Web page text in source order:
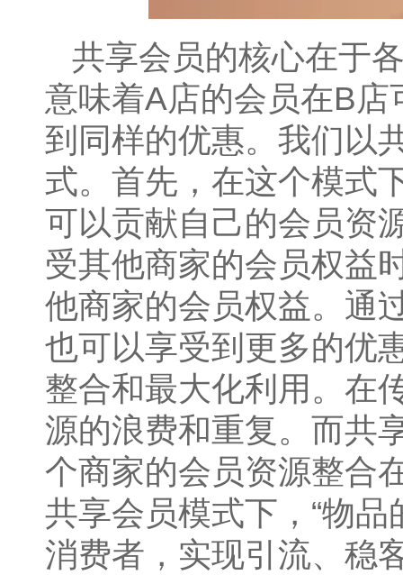
共享会员的核心在于
意味着A店的会员在B
到同样的优惠。我们以
式。首先，在这个模式
可以贡献自己的会员资
受其他商家的会员权益
他商家的会员权益。通
也可以享受到更多的优
整合和最大化利用。在
源的浪费和重复。而共
个商家的会员资源整合
共享会员模式下，“物
消费者，实现引流、稳